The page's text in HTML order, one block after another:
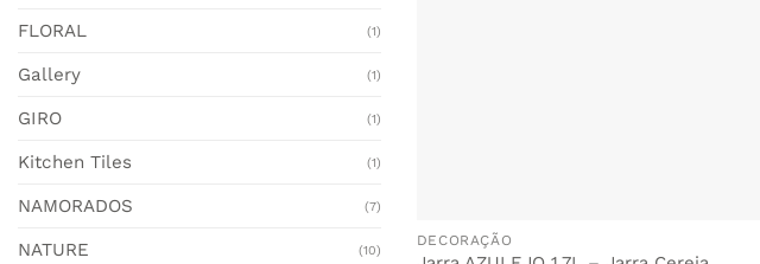
FLORAL (1)
Gallery (1)
GIRO (1)
Kitchen Tiles (1)
NAMORADOS (7)
NATURE (10)
DECORAÇÃO